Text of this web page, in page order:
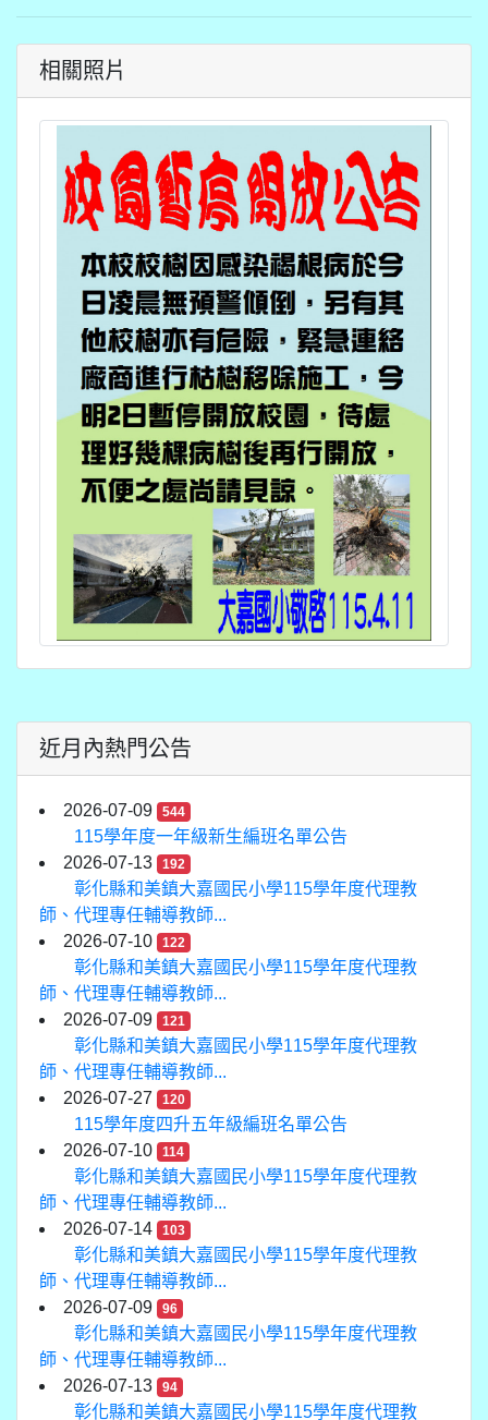
相關照片
近月內熱門公告
2026-07-09 544
115學年度一年級新生編班名單公告
2026-07-13
192
彰化縣和美鎮大嘉國民小學115學年度代理教
師、代理專任輔導教師...
2026-07-10
122
彰化縣和美鎮大嘉國民小學115學年度代理教
師、代理專任輔導教師...
2026-07-09
121
彰化縣和美鎮大嘉國民小學115學年度代理教
師、代理專任輔導教師...
2026-07-27
120
115學年度四升五年級編班名單公告
2026-07-10
114
彰化縣和美鎮大嘉國民小學115學年度代理教
師、代理專任輔導教師...
2026-07-14
103
彰化縣和美鎮大嘉國民小學115學年度代理教
師、代理專任輔導教師...
2026-07-09
96
彰化縣和美鎮大嘉國民小學115學年度代理教
師、代理專任輔導教師...
2026-07-13
94
彰化縣和美鎮大嘉國民小學115學年度代理教